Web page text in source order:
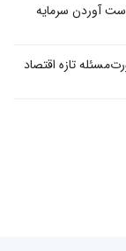
آوردن سرمایه
تازه اقتصاد